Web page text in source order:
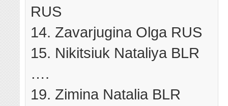
RUS
14. Zavarjugina Olga RUS
15. Nikitsiuk Nataliya BLR
….
19. Zimina Natalia BLR